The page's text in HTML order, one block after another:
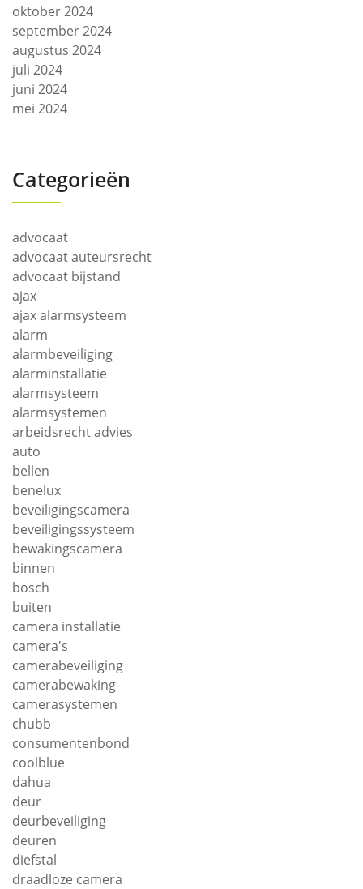
oktober 2024
september 2024
augustus 2024
juli 2024
juni 2024
mei 2024
Categorieën
advocaat
advocaat auteursrecht
advocaat bijstand
ajax
ajax alarmsysteem
alarm
alarmbeveiliging
alarminstallatie
alarmsysteem
alarmsystemen
arbeidsrecht advies
auto
bellen
benelux
beveiligingscamera
beveiligingssysteem
bewakingscamera
binnen
bosch
buiten
camera installatie
camera's
camerabeveiliging
camerabewaking
camerasystemen
chubb
consumentenbond
coolblue
dahua
deur
deurbeveiliging
deuren
diefstal
draadloze camera